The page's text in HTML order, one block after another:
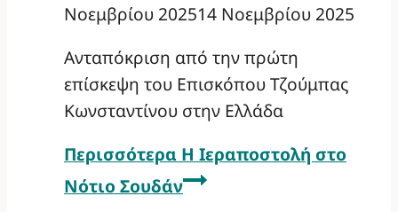
Νοεμβρίου 202514 Νοεμβρίου 2025
Ανταπόκριση από την πρώτη
επίσκεψη του Επισκόπου Τζούμπας
Κωνσταντίνου στην Ελλάδα
Περισσότερα Η Ιεραποστολή στο
Νότιο Σουδάν